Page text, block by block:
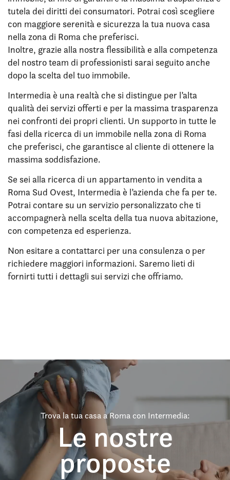
tutela dei diritti dei consumatori. Potrai così scegliere
con maggiore serenità e sicurezza la tua nuova casa
nella zona di Roma che preferisci.
Inoltre, grazie alla nostra flessibilità e alla competenza
del nostro team di professionisti sarai seguito anche
dopo la scelta del tuo immobile.
Intermedia è una realtà che si distingue per l’alta
qualità dei servizi offerti e per la massima trasparenza
nei confronti dei propri clienti. Un supporto in tutte le
fasi della ricerca di un immobile nella zona di Roma
che preferisci, che garantisce al cliente di ottenere la
massima soddisfazione.
Se sei alla ricerca di un appartamento in vendita a
Roma Sud Ovest, Intermedia è l’azienda che fa per te.
Potrai contare su un servizio personalizzato che ti
accompagnerà nella scelta della tua nuova abitazione,
con competenza ed esperienza.
Non esitare a contattarci per una consulenza o per
richiedere maggiori informazioni. Saremo lieti di
fornirti tutti i dettagli sui servizi che offriamo.
Trova la tua casa a Roma con Intermedia:
Le nostre
proposte